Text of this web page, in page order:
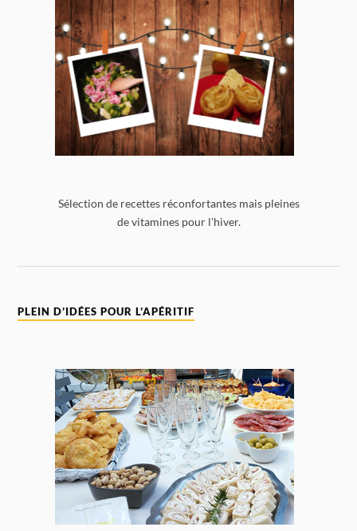
Sélection de recettes réconfortantes mais pleines
de vitamines pour l'hiver.
PLEIN D’IDÉES POUR L’APÉRITIF